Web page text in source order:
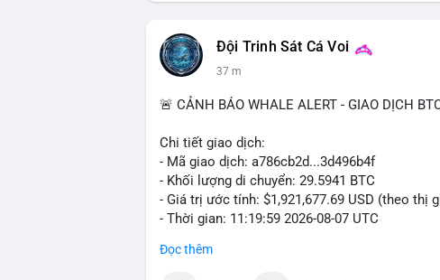
📰 Nguồn: Cointelegraph
Đội Trinh Sát Cá Voi
37 m
🚨 CẢNH BÁO WHALE ALERT - GIAO DỊCH
Chi tiết giao dịch:
- Mã giao dịch: a786cb2d...3d496b4f
- Khối lượng di chuyển: 29.5941 BTC
- Giá trị ước tính: $1,921,677.69 USD (theo thị
- Thời gian: 11:19:59 2026-08-07 UTC
Nhận định phân tích: Giao dịch gần 30 BTC trị
Đọc thêm